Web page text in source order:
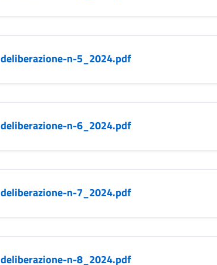
deliberazione-n-5_2024.pdf
deliberazione-n-6_2024.pdf
deliberazione-n-7_2024.pdf
deliberazione-n-8_2024.pdf